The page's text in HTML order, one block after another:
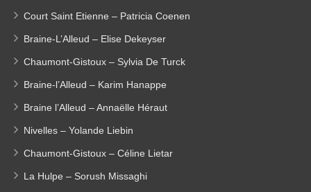
Court Saint Etienne – Patricia Coenen
Braine-L’Alleud – Elise Dekeyser
Chaumont-Gistoux – Sylvia De Turck
Braine-l’Alleud – Karim Hanappe
Braine l’Alleud – Annaëlle Héraut
Nivelles – Yolande Liebin
Chaumont-Gistoux – Céline Lietar
La Hulpe – Sorush Missaghi